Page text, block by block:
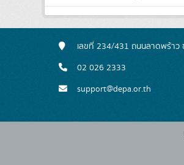
เลขที่ 234/431 ถนนลาดพร้า
02 026 2333
support@depa.or.th